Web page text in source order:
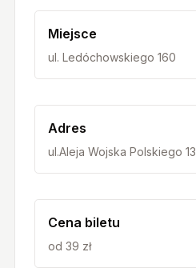
Miejsce
ul. Ledóchowskiego 160
Adres
ul.Aleja Wojska Polskiego 13
Cena biletu
od 39 zł